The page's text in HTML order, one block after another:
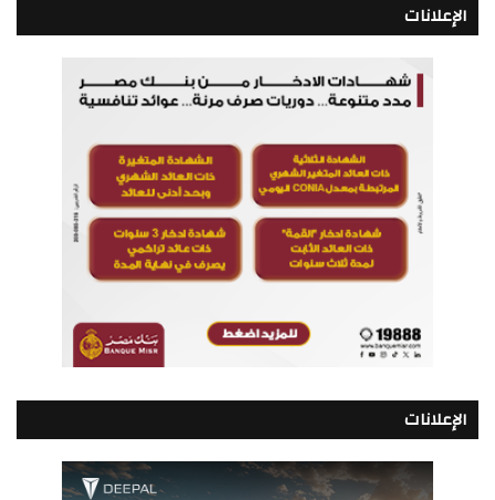
الإعلانات
الإعلانات